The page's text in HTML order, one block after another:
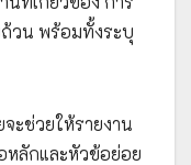
วน พร้อมทั้งระบุ
ะช่วยให้รายงาน
หลักและหัวข้อย่อย